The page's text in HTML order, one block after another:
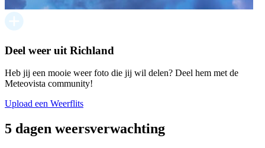
Deel weer uit Richland
Heb jij een mooie weer foto die jij wil delen? Deel hem met de
Meteovista community!
Upload een Weerflits
5 dagen weersverwachting